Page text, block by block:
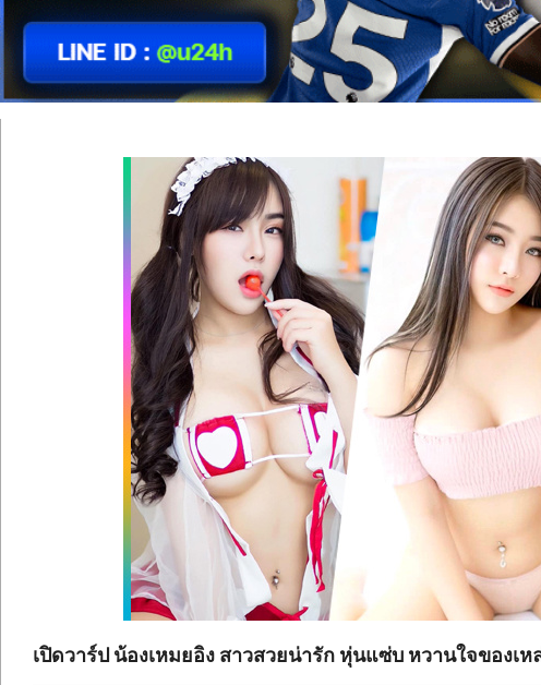
เปิดวาร์ป น้องเหมยอิง สาวสวยน่ารัก หุ่นแซ่บ หวานใจของเ